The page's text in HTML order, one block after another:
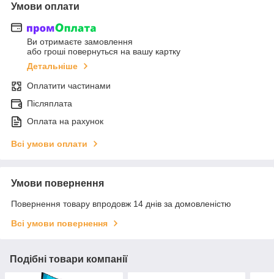
Умови оплати
Ви отримаєте замовлення
або гроші повернуться на вашу картку
Детальніше
Оплатити частинами
Післяплата
Оплата на рахунок
Всі умови оплати
Умови повернення
Повернення товару впродовж 14 днів за домовленістю
Всі умови повернення
Подібні товари компанії